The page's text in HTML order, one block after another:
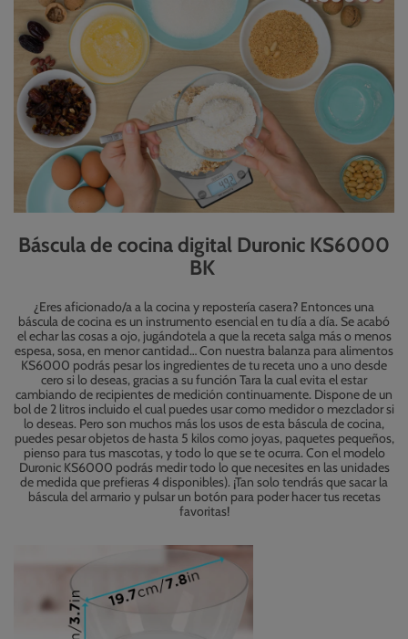
Báscula de cocina digital Duronic KS6000
BK
¿Eres aficionado/a a la cocina y repostería casera? Entonces una
báscula de cocina es un instrumento esencial en tu día a día. Se acabó
el echar las cosas a ojo, jugándotela a que la receta salga más o menos
espesa, sosa, en menor cantidad… Con nuestra balanza para alimentos
KS6000 podrás pesar los ingredientes de tu receta uno a uno desde
cero si lo deseas, gracias a su función Tara la cual evita el estar
cambiando de recipientes de medición continuamente. Dispone de un
bol de 2 litros incluido el cual puedes usar como medidor o mezclador si
lo deseas. Pero son muchos más los usos de esta báscula de cocina,
puedes pesar objetos de hasta 5 kilos como joyas, paquetes pequeños,
pienso para tus mascotas, y todo lo que se te ocurra. Con el modelo
Duronic KS6000 podrás medir todo lo que necesites en las unidades
de medida que prefieras 4 disponibles). ¡Tan solo tendrás que sacar la
báscula del armario y pulsar un botón para poder hacer tus recetas
favoritas!